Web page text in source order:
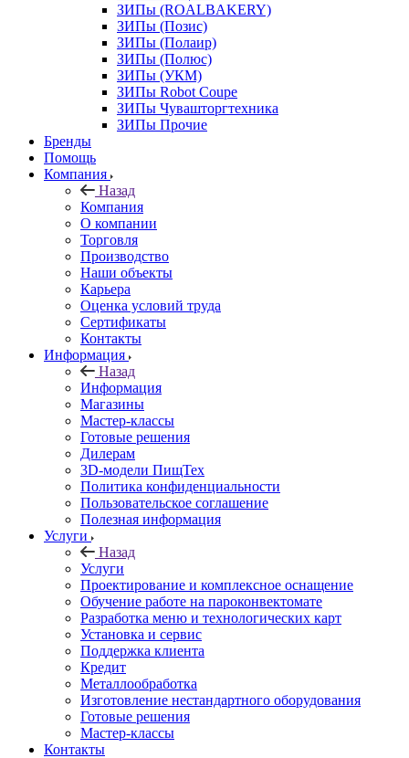
ЗИПы (ROALBAKERY)
ЗИПы (Позис)
ЗИПы (Полаир)
ЗИПы (Полюс)
ЗИПы (УКМ)
ЗИПы Robot Coupe
ЗИПы Чувашторгтехника
ЗИПы Прочие
Бренды
Помощь
Компания
Назад
Компания
О компании
Торговля
Производство
Наши объекты
Карьера
Оценка условий труда
Сертификаты
Контакты
Информация
Назад
Информация
Магазины
Мастер-классы
Готовые решения
Дилерам
3D-модели ПищТех
Политика конфиденциальности
Пользовательское соглашение
Полезная информация
Услуги
Назад
Услуги
Проектирование и комплексное оснащение
Обучение работе на пароконвектомате
Разработка меню и технологических карт
Установка и сервис
Поддержка клиента
Кредит
Металлообработка
Изготовление нестандартного оборудования
Готовые решения
Мастер-классы
Контакты